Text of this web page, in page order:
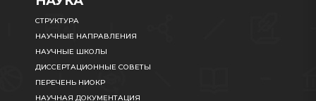
СТРУКТУРА
НАУЧНЫЕ НАПРАВЛЕНИЯ
НАУЧНЫЕ ШКОЛЫ
ДИССЕРТАЦИОННЫЕ СОВЕТЫ
ПЕРЕЧЕНЬ НИОКР
НАУЧНАЯ ДОКУМЕНТАЦИЯ